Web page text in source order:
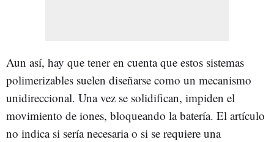
Aun así, hay que tener en cuenta que estos sistemas
polimerizables suelen diseñarse como un mecanismo
unidireccional. Una vez se solidifican, impiden el
movimiento de iones, bloqueando la batería. El artículo
no indica si sería necesaria o si se requiere una